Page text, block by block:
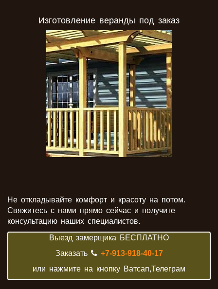
Изготовление веранды под заказ
Не откладывайте комфорт и красоту на потом.
Свяжитесь с нами прямо сейчас и получите
консультацию наших специалистов.
Выезд замерщика БЕСПЛАТНО
Заказать
+7-913-918-40-17
или нажмите на кнопку Ватсап,Телеграм